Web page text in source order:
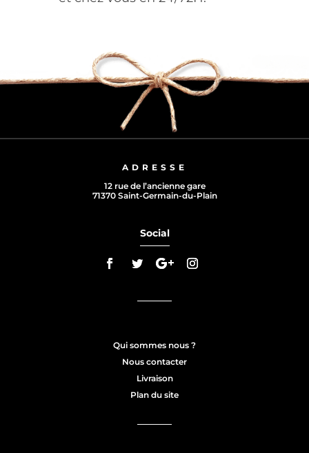
ADRESSE
12 rue de l’ancienne gare
71370 Saint-Germain-du-Plain
Social
Qui sommes nous ?
Nous contacter
Livraison
Plan du site